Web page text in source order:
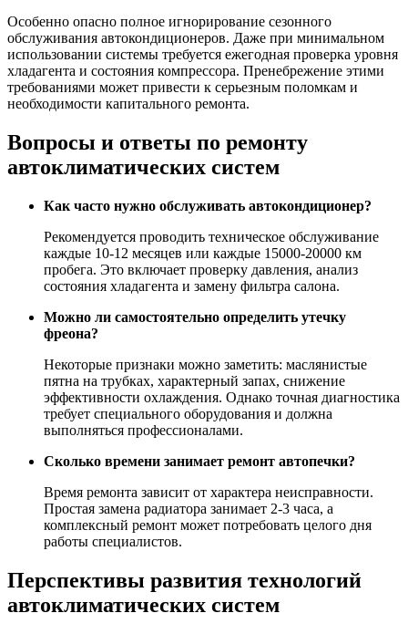
Особенно опасно полное игнорирование сезонного
обслуживания автокондиционеров. Даже при минимальном
использовании системы требуется ежегодная проверка уровня
хладагента и состояния компрессора. Пренебрежение этими
требованиями может привести к серьезным поломкам и
необходимости капитального ремонта.
Вопросы и ответы по ремонту
автоклиматических систем
Как часто нужно обслуживать автокондиционер?
Рекомендуется проводить техническое обслуживание
каждые 10-12 месяцев или каждые 15000-20000 км
пробега. Это включает проверку давления, анализ
состояния хладагента и замену фильтра салона.
Можно ли самостоятельно определить утечку
фреона?
Некоторые признаки можно заметить: маслянистые
пятна на трубках, характерный запах, снижение
эффективности охлаждения. Однако точная диагностика
требует специального оборудования и должна
выполняться профессионалами.
Сколько времени занимает ремонт автопечки?
Время ремонта зависит от характера неисправности.
Простая замена радиатора занимает 2-3 часа, а
комплексный ремонт может потребовать целого дня
работы специалистов.
Перспективы развития технологий
автоклиматических систем